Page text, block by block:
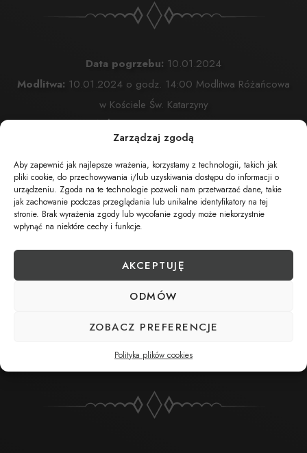
Zarządzaj zgodą
Aby zapewnić jak najlepsze wrażenia, korzystamy z technologii, takich jak
pliki cookie, do przechowywania i/lub uzyskiwania dostępu do informacji o
urządzeniu. Zgoda na te technologie pozwoli nam przetwarzać dane, takie
jak zachowanie podczas przeglądania lub unikalne identyfikatory na tej
stronie. Brak wyrażenia zgody lub wycofanie zgody może niekorzystnie
wpłynąć na niektóre cechy i funkcje.
AKCEPTUJĘ
ODMÓW
ZOBACZ PREFERENCJE
Polityka plików cookies
Data pogrzebu: 10.01.2024
Modlitwa: 10.01.2024 o godz. 14:00 Modlitwa Różańcowa
w Kościele Św. Katarzyny
10.01.2024 o godz. 14:30 w Kościele Świętej
Katarzyny w Cięcinie
ul. Świętej Katarzyny, Cięcina
Cmentarz:Cmentarz Komunalny w Cięcinie
Spokojna , Cięcina
UDOSTĘPNIJ NEKROLOG
POBIERZ POWIADOMIENIE SMS